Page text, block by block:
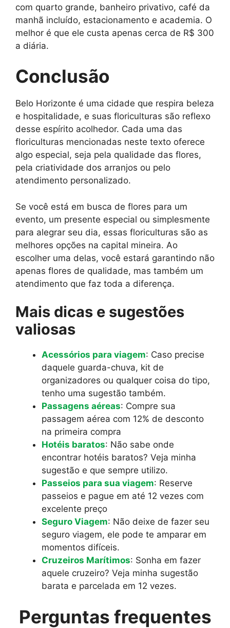
com quarto grande, banheiro privativo, café da
manhã incluído, estacionamento e academia. O
melhor é que ele custa apenas cerca de R$ 300
a diária.
Conclusão
Belo Horizonte é uma cidade que respira beleza
e hospitalidade, e suas floriculturas são reflexo
desse espírito acolhedor. Cada uma das
floriculturas mencionadas neste texto oferece
algo especial, seja pela qualidade das flores,
pela criatividade dos arranjos ou pelo
atendimento personalizado.
Se você está em busca de flores para um
evento, um presente especial ou simplesmente
para alegrar seu dia, essas floriculturas são as
melhores opções na capital mineira. Ao
escolher uma delas, você estará garantindo não
apenas flores de qualidade, mas também um
atendimento que faz toda a diferença.
Mais dicas e sugestões
valiosas
Acessórios para viagem: Caso precise
daquele guarda-chuva, kit de
organizadores ou qualquer coisa do tipo,
tenho uma sugestão também.
Passagens aéreas: Compre sua
passagem aérea com 12% de desconto
na primeira compra
Hotéis baratos: Não sabe onde
encontrar hotéis baratos? Veja minha
sugestão e que sempre utilizo.
Passeios para sua viagem: Reserve
passeios e pague em até 12 vezes com
excelente preço
Seguro Viagem: Não deixe de fazer seu
seguro viagem, ele pode te amparar em
momentos difíceis.
Cruzeiros Marítimos: Sonha em fazer
aquele cruzeiro? Veja minha sugestão
barata e parcelada em 12 vezes.
Perguntas frequentes